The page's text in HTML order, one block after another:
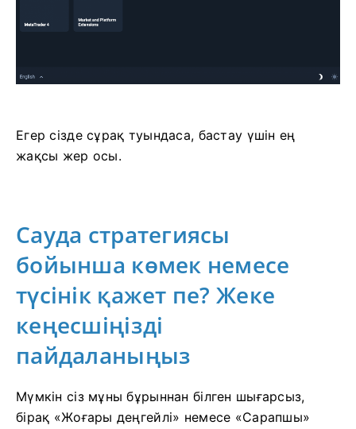
Егер сізде сұрақ туындаса, бастау үшін ең
жақсы жер осы.
Сауда стратегиясы
бойынша көмек немесе
түсінік қажет пе? Жеке
кеңесшіңізді
пайдаланыңыз
Мүмкін сіз мұны бұрыннан білген шығарсыз,
бірақ «Жоғары деңгейлі» немесе «Сарапшы»